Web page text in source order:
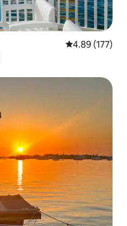
औसत रेटिंग 5 में से
4.89 (177)